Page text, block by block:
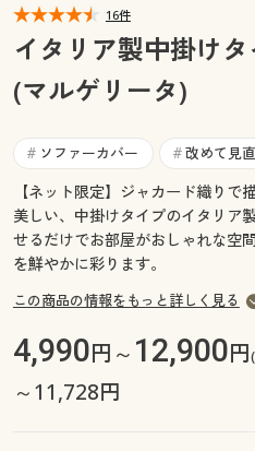
マイページ
閲覧履歴
お気に入り
サポート
ご利用ガイド
よくある質問とお問い合わ
閲覧履歴
お気に入り
ご利用ガイド
よくある質問とお問い合わ
16件
イタリア製中掛け
(マルゲリータ)
# ソファーカバー # 改めて見
【ネット限定】ジャカード織り
美しい、中掛けタイプのイタリア
せるだけでお部屋がおしゃれな空
を鮮やかに彩ります。
この商品の情報をもっと詳しく見る
4,990円～ 12,900円
～11,728円